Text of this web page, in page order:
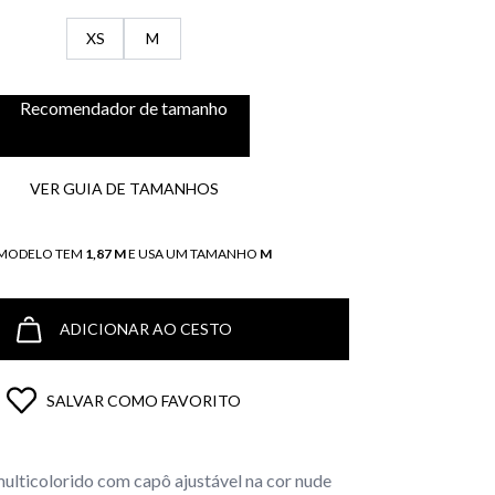
XS M
Recomendador de tamanho
VER GUIA DE TAMANHOS
TEM 1,87 ME USA UM TAMANHO M
ADICIONAR AO CESTO
SALVAR COMO FAVORITO
com capô ajustável na cor nude